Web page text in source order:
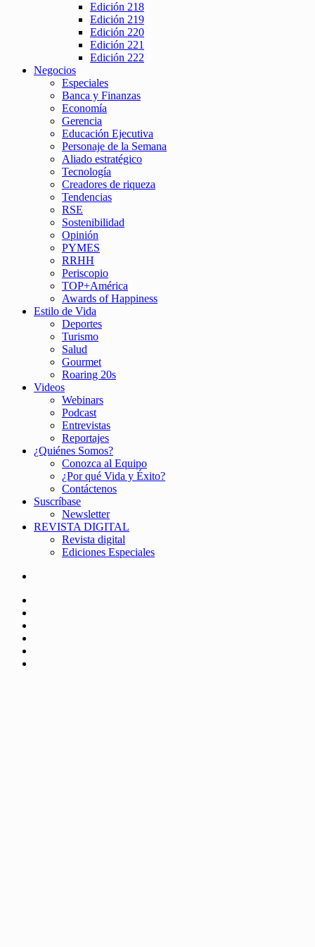
Edición 218
Edición 219
Edición 220
Edición 221
Edición 222
Negocios
Especiales
Banca y Finanzas
Economía
Gerencia
Educación Ejecutiva
Personaje de la Semana
Aliado estratégico
Tecnología
Creadores de riqueza
Tendencias
RSE
Sostenibilidad
Opinión
PYMES
RRHH
Periscopio
TOP+América
Awards of Happiness
Estilo de Vida
Deportes
Turismo
Salud
Gourmet
Roaring 20s
Videos
Webinars
Podcast
Entrevistas
Reportajes
¿Quiénes Somos?
Conozca al Equipo
¿Por qué Vida y Éxito?
Contáctenos
Suscríbase
Newsletter
REVISTA DIGITAL
Revista digital
Ediciones Especiales